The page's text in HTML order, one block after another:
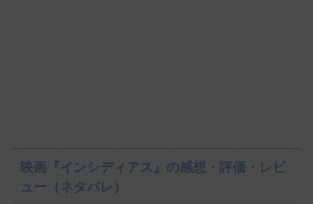
映画『インシディアス』の感想・評価・レビ
ュー（ネタバレ）